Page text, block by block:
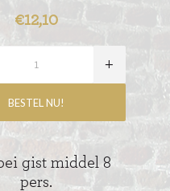
€12,10
gist middel 8
pers.